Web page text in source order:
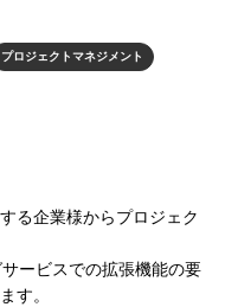
プロジェクトマネジメント
る企業様からプロジェク
ービスでの拡張機能の要
す。